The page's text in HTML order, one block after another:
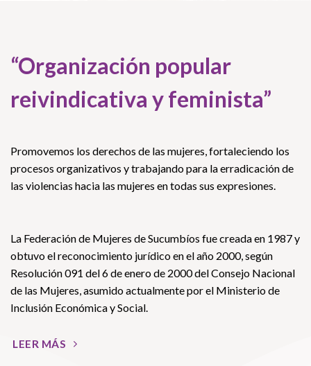
“Organización popular
reivindicativa y feminista”
Promovemos los derechos de las mujeres, fortaleciendo los
procesos organizativos y trabajando para la erradicación de
las violencias hacia las mujeres en todas sus expresiones.
La Federación de Mujeres de Sucumbíos fue creada en 1987 y
obtuvo el reconocimiento jurídico en el año 2000, según
Resolución 091 del 6 de enero de 2000 del Consejo Nacional
de las Mujeres, asumido actualmente por el Ministerio de
Inclusión Económica y Social.
LEER MÁS